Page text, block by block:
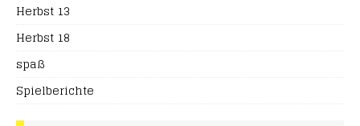
Herbst 13
Herbst 18
spaß
Spielberichte